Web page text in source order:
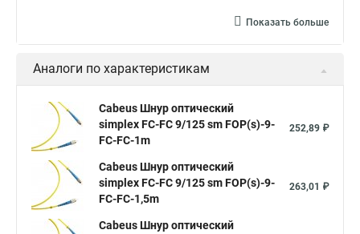
Показать больше
Аналоги по характеристикам
Cabeus Шнур оптический
simplex FC-FC 9/125 sm FOP(s)-9-
FC-FC-1m
252,89 ₽
Cabeus Шнур оптический
simplex FC-FC 9/125 sm FOP(s)-9-
FC-FC-1,5m
263,01 ₽
Cabeus Шнур оптический